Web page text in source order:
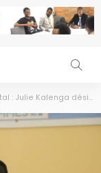
désignée gouverneure ad-interim